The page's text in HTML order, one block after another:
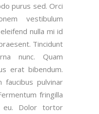
purus sed. Orci
vestibulum
nulla mi id
Tincidunt
nunc. Quam
erat bibendum.
faucibus pulvinar
fringilla
eu. Dolor tortor